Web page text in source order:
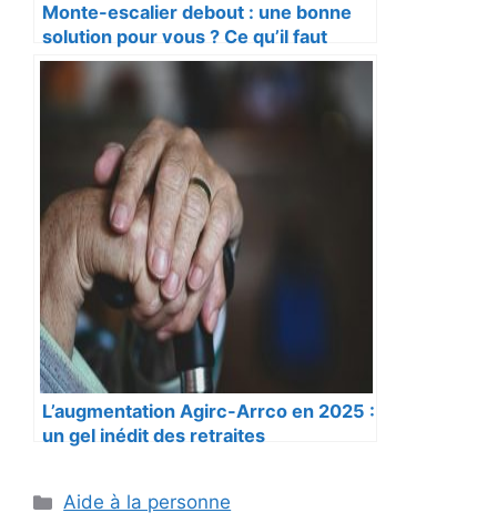
Monte-escalier debout : une bonne
solution pour vous ? Ce qu’il faut
savoir
L’augmentation Agirc-Arrco en 2025 :
un gel inédit des retraites
Catégories
Aide à la personne